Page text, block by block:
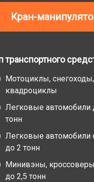
Кран-
транспортного
Мотоциклы, снегоходы,
квадроциклы
Легковые автомобили
тонн
Легковые автомобили
до 2 тонн
Минивэны,
до 2,5 тонн